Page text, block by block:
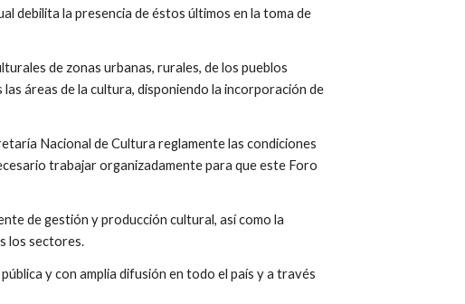
debilita la presencia de éstos últimos en la toma de
de zonas urbanas, rurales, de los pueblos
áreas de la cultura, disponiendo la incorporación de
Nacional de Cultura reglamente las condiciones
trabajar organizadamente para que este Foro
de gestión y producción cultural, así como la
los sectores.
y con amplia difusión en todo el país y a través